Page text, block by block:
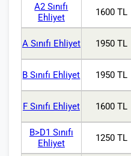
A2 Sınıfı
Ehliyet
1600 TL
A Sınıfı Ehliyet 1950 TL
B Sınıfı Ehliyet 1950 TL
F Sınıfı Ehliyet 1600 TL
B>D1 Sınıfı
Ehliyet
1250 TL